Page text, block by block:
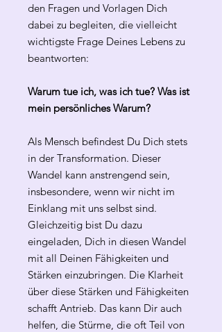
den Fragen und Vorlagen Dich
dabei zu begleiten, die vielleicht
wichtigste Frage Deines Lebens zu
beantworten:
Warum tue ich, was ich tue? Was ist
mein persönliches Warum?
Als Mensch befindest Du Dich stets
in der Transformation. Dieser
Wandel kann anstrengend sein,
insbesondere, wenn wir nicht im
Einklang mit uns selbst sind.
Gleichzeitig bist Du dazu
eingeladen, Dich in diesen Wandel
mit all Deinen Fähigkeiten und
Stärken einzubringen. Die Klarheit
über diese Stärken und Fähigkeiten
schafft Antrieb. Das kann Dir auch
helfen, die Stürme, die oft Teil von